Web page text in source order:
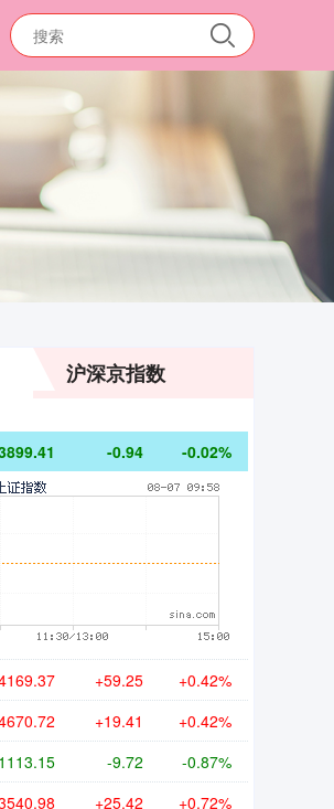
沪深京指数
-0.94 -0.02%
+59.25 +0.42%
+19.41 +0.42%
1113.15 -9.72 -0.87%
+25.42 +0.72%